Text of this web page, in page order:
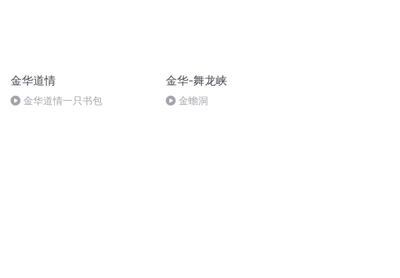
金华道情
金华道情一只书包
金华-舞龙峡
金蟾洞